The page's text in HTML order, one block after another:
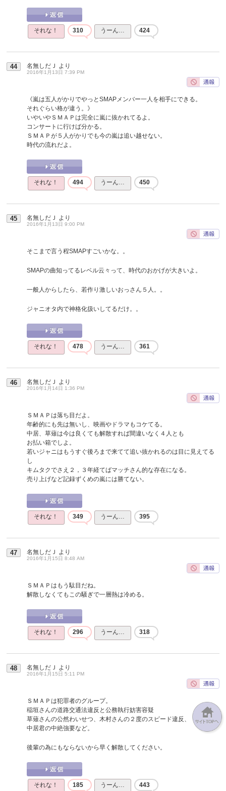
それな！ 310 うーん… 424
44 名無しだＪ より
2016年1月13日 7:39 PM
《嵐は五人がかりでやっとSMAPメンバー一人を相手にできる。
それぐらい格が違う。》
いやいやＳＭＡＰは完全に嵐に抜かれてるよ。
コンサートに行けば分かる。
ＳＭＡＰが５人がかりでも今の嵐は追い越せない。
時代の流れだよ。
それな！ 494 うーん… 450
45 名無しだＪ より
2016年1月13日 9:00 PM
そこまで言う程SMAPすごいかな。。
SMAPの曲知ってるレベル云々って、時代のおかげが大きいよ。
一般人からしたら、若作り激しいおっさん５人。。
ジャニオタ内で神格化扱いしてるだけ。。
それな！ 478 うーん… 361
46 名無しだＪ より
2016年1月14日 1:36 PM
ＳＭＡＰは落ち目だよ。
年齢的にも先は無いし、映画やドラマもコケてる。
中居、草薙は今は良くても解散すれば間違いなく４人とも
お払い箱でしよ。
若いジャニはもうすぐ後ろまで来てて追い抜かれるのは目に見えてる
し
キムタクでさえ２，３年経てばマッチさん的な存在になる。
売り上げなど記録ずくめの嵐には勝てない。
それな！ 349 うーん… 395
47 名無しだＪ より
2016年1月15日 8:48 AM
ＳＭＡＰはもう駄目だね。
解散しなくてもこの騒ぎで一層熱は冷める。
それな！ 296 うーん… 318
48 名無しだＪ より
2016年1月15日 5:11 PM
ＳＭＡＰは犯罪者のグループ。
稲垣さんの道路交通法違反と公務執行妨害容疑
草薙さんの公然わいせつ、木村さんの２度のスピード違反、
中居君の中絶強要など。
後輩の為にもならないから早く解散してください。
それな！ 185 うーん… 443